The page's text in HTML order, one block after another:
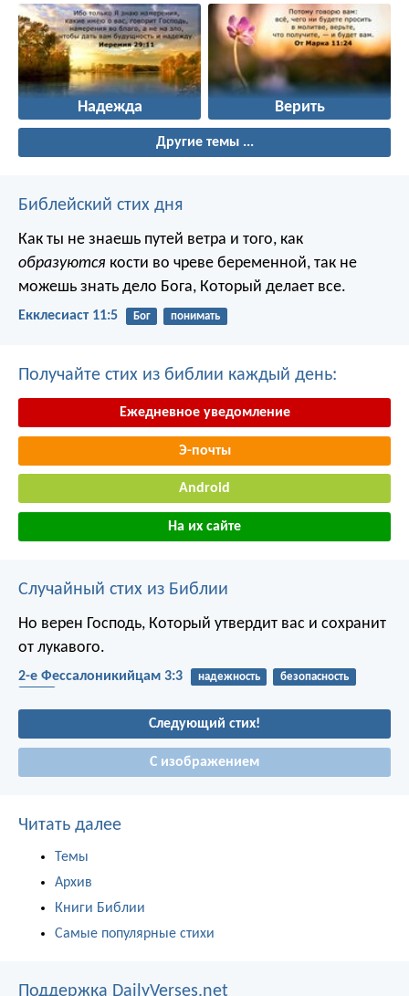
Надежда Верить
Другие темы ...
Библейский стих дня
Как ты не знаешь путей ветра и того, как
образуются кости во чреве беременной, так не
можешь знать дело Бога, Который делает все.
Екклесиаст 11:5 Бог понимать
Получайте стих из библии каждый день:
Ежедневное уведомление
Э-почты
Android
На их сайте
Случайный стих из Библии
Но верен Господь, Который утвердит вас и сохранит
от лукавого.
2-е Фессалоникийцам 3:3 надежность
безопасность
Следующий стих!
С изображением
Читать далее
Темы
Архив
Книги Библии
Самые популярные стихи
Поддержка DailyVerses.net